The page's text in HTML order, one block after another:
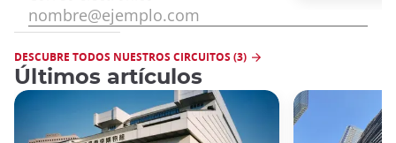
DESCUBRE TODOS NUESTROS CIRCUITOS (3)
Últimos artículos